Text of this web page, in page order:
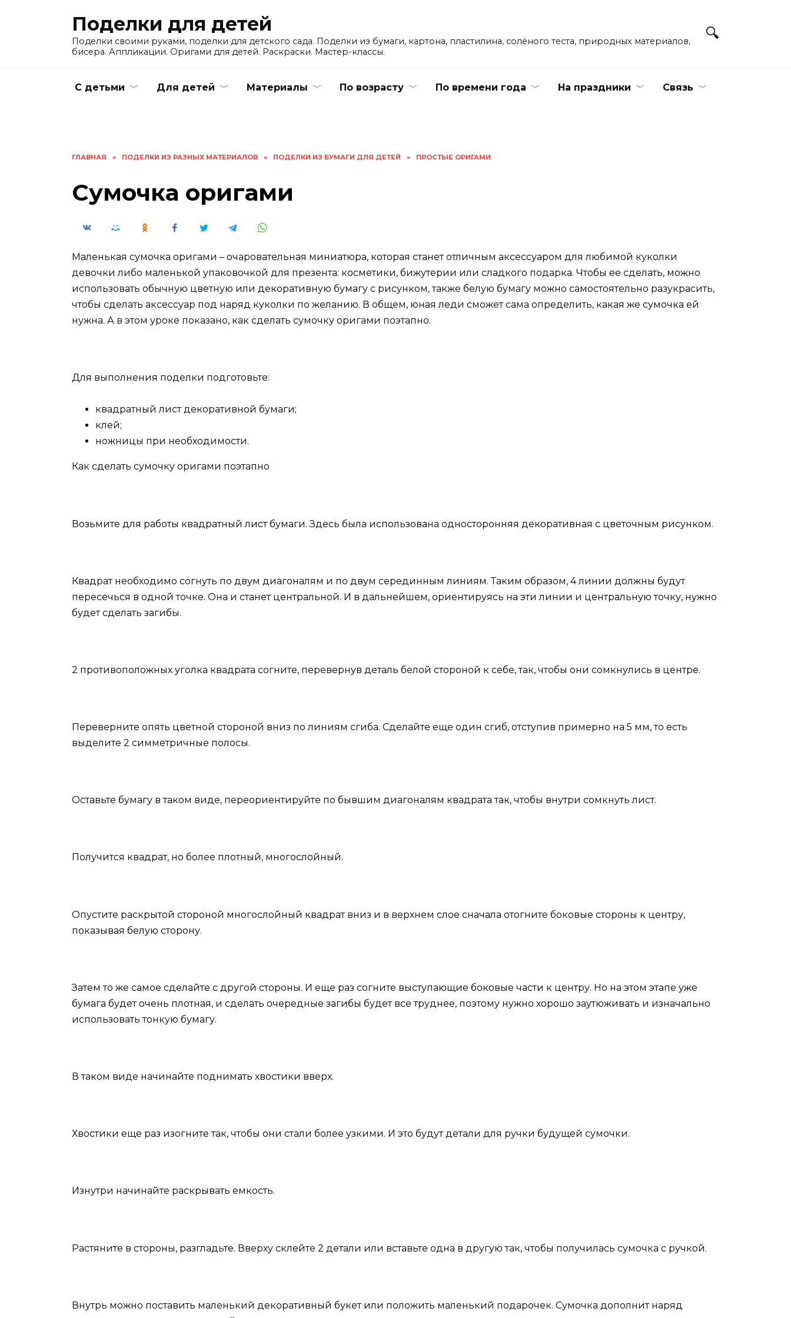
Поделки для детей
Поделки своими руками, поделки для детского сада. Поделки из бумаги, картона, пластилина, солёного теста, природных материалов,
бисера. Аппликации. Оригами для детей. Раскраски. Мастер-классы.
С детьми Для детей Материалы По возрасту По времени года На праздники Связь
ГЛАВНАЯ » ПОДЕЛКИ ИЗ РАЗНЫХ МАТЕРИАЛОВ » ПОДЕЛКИ ИЗ БУМАГИ ДЛЯ ДЕТЕЙ » ПРОСТЫЕ ОРИГАМИ
Сумочка оригами
Маленькая сумочка оригами – очаровательная миниатюра, которая станет отличным аксессуаром для любимой куколки
девочки либо маленькой упаковочкой для презента: косметики, бижутерии или сладкого подарка. Чтобы ее сделать, можно
использовать обычную цветную или декоративную бумагу с рисунком, также белую бумагу можно самостоятельно разукрасить,
чтобы сделать аксессуар под наряд куколки по желанию. В общем, юная леди сможет сама определить, какая же сумочка ей
нужна. А в этом уроке показано, как сделать сумочку оригами поэтапно.
Для выполнения поделки подготовьте:
квадратный лист декоративной бумаги;
клей;
ножницы при необходимости.
Как сделать сумочку оригами поэтапно
Возьмите для работы квадратный лист бумаги. Здесь была использована односторонняя декоративная с цветочным рисунком.
Квадрат необходимо согнуть по двум диагоналям и по двум серединным линиям. Таким образом, 4 линии должны будут
пересечься в одной точке. Она и станет центральной. И в дальнейшем, ориентируясь на эти линии и центральную точку, нужно
будет сделать загибы.
2 противоположных уголка квадрата согните, перевернув деталь белой стороной к себе, так, чтобы они сомкнулись в центре.
Переверните опять цветной стороной вниз по линиям сгиба. Сделайте еще один сгиб, отступив примерно на 5 мм, то есть
выделите 2 симметричные полосы.
Оставьте бумагу в таком виде, переориентируйте по бывшим диагоналям квадрата так, чтобы внутри сомкнуть лист.
Получится квадрат, но более плотный, многослойный.
Опустите раскрытой стороной многослойный квадрат вниз и в верхнем слое сначала отогните боковые стороны к центру,
показывая белую сторону.
Затем то же самое сделайте с другой стороны. И еще раз согните выступающие боковые части к центру. Но на этом этапе уже
бумага будет очень плотная, и сделать очередные загибы будет все труднее, поэтому нужно хорошо заутюживать и изначально
использовать тонкую бумагу.
В таком виде начинайте поднимать хвостики вверх.
Хвостики еще раз изогните так, чтобы они стали более узкими. И это будут детали для ручки будущей сумочки.
Изнутри начинайте раскрывать емкость.
Растяните в стороны, разгладьте. Вверху склейте 2 детали или вставьте одна в другую так, чтобы получилась сумочка с ручкой.
Внутрь можно поставить маленький декоративный букет или положить маленький подарочек. Сумочка дополнит наряд